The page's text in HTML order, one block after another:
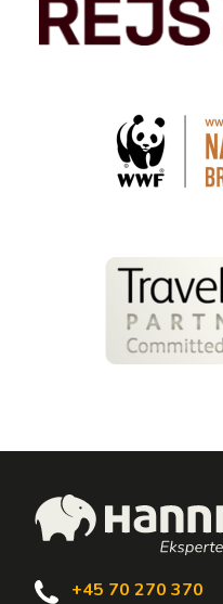
+45 70 270 370